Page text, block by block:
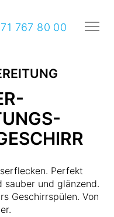
767 80 00
Perfekt
sauber und glänzend.
Geschirrspülen. Von